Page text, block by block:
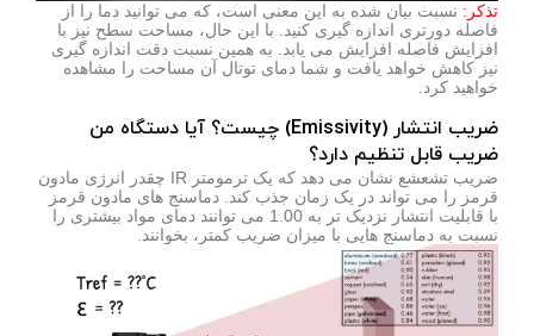
تذکر: نسبت بیان شده به این معنی است، که می توانید دما را از
فاصله دورتری اندازه گیری کنید. با این حال، مساحت سطح نیز با
افزایش فاصله افزایش می یابد. به همین نسبت دقت اندازه گیری
نیز کاهش خواهد یافت و شما دمای توتال آن مساحت را مشاهده
خواهید کرد.
ضریب انتشار (Emissivity) چیست؟ آیا دستگاه من
ضریب قابل تنظیم دارد؟
ضریب تشعشع نشان می دهد که یک ترمومتر IR چقدر انرژی مادون
قرمز را می تواند در یک زمان جذب کند. دماسنج های مادون قرمز
با قابلیت انتشار نزدیک تر به 1.00 می توانند دمای مواد بیشتری را
نسبت به دماسنج هایی با میزان ضریب کمتر، بخوانند.